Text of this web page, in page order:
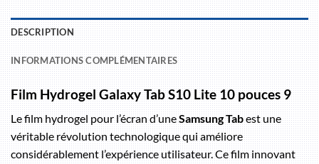
DESCRIPTION
INFORMATIONS COMPLÉMENTAIRES
Film Hydrogel Galaxy Tab S10 Lite 10 pouces 9
Le film hydrogel pour l’écran d’uneSamsung Tabest une
véritable révolution technologique qui améliore
considérablement l’expérience utilisateur. Ce film innovant